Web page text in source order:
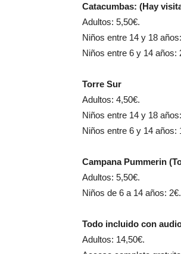
Catacumbas: (Hay
Adultos: 5,50€.
Niños entre 14 y 18
Niños entre 6 y 14 años:
Torre Sur
Adultos: 4,50€.
Niños entre 14 y 18
Niños entre 6 y 14 años:
Campana Pummerin
Adultos: 5,50€.
Niños de 6 a 14 años: 2€.
Todo incluido con
Adultos: 14,50€.